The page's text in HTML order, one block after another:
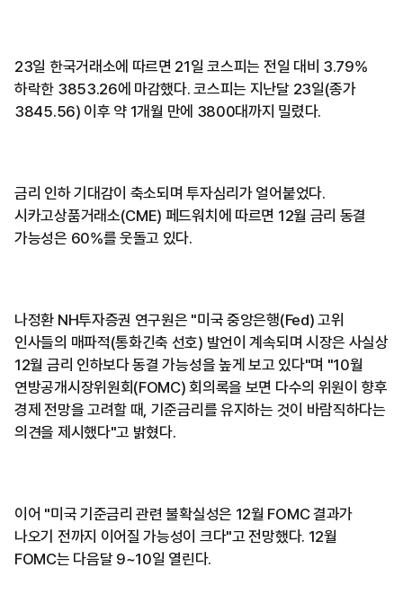
23일 한국거래소에 따르면 21일 코스피는 전일 대비 3.79%
하락한 3853.26에 마감했다. 코스피는 지난달 23일(종가
3845.56) 이후 약 1개월 만에 3800대까지 밀렸다.
금리 인하 기대감이 축소되며 투자심리가 얼어붙었다.
시카고상품거래소(CME) 페드워치에 따르면 12월 금리 동결
가능성은 60%를 웃돌고 있다.
나정환 NH투자증권 연구원은 "미국 중앙은행(Fed) 고위
인사들의 매파적(통화긴축 선호) 발언이 계속되며 시장은 사실상
12월 금리 인하보다 동결 가능성을 높게 보고 있다"며 "10월
연방공개시장위원회(FOMC) 회의록을 보면 다수의 위원이 향후
경제 전망을 고려할 때, 기준금리를 유지하는 것이 바람직하다는
의견을 제시했다"고 밝혔다.
이어 "미국 기준금리 관련 불확실성은 12월 FOMC 결과가
나오기 전까지 이어질 가능성이 크다"고 전망했다. 12월
FOMC는 다음달 9~10일 열린다.